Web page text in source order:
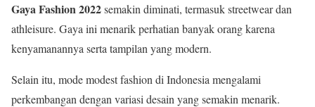
Gaya Fashion 2022semakin diminati, termasuk streetwear dan
athleisure. Gaya ini menarik perhatian banyak orang karena
kenyamanannya serta tampilan yang modern.
Selain itu, mode modest fashion di Indonesia mengalami
perkembangan dengan variasi desain yang semakin menarik.